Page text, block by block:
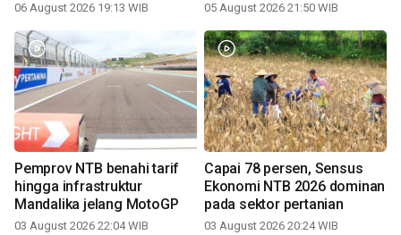
06 August 2026 19:13 WIB 05 August 2026 21:50 WIB
Pemprov NTB benahi tarif
hingga infrastruktur
Mandalika jelang MotoGP
03 August 2026 22:04 WIB
Capai 78 persen, Sensus
Ekonomi NTB 2026 dominan
pada sektor pertanian
03 August 2026 20:24 WIB